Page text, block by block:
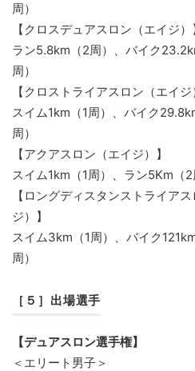
周）
【クロスデュアスロン（エイジ）
ラン5.8km（2周）、バイク
周）
【クロストライアスロン（エイジ
スイム1km（1周）、バイク
周）
【アクアスロン（エイジ）】
スイム1km（1周）、ラン5Km（2
【ロングディスタンストライア
ジ）】
スイム3km（1周）、バイク
周）
［５］出場選手
【デュアスロン選手権】
＜エリート男子＞